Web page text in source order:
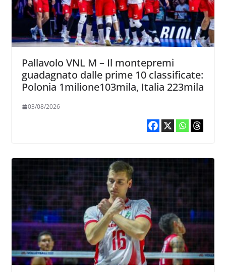
Pallavolo VNL M – Il montepremi
guadagnato dalle prime 10 classificate:
Polonia 1milione103mila, Italia 223mila
03/08/2026